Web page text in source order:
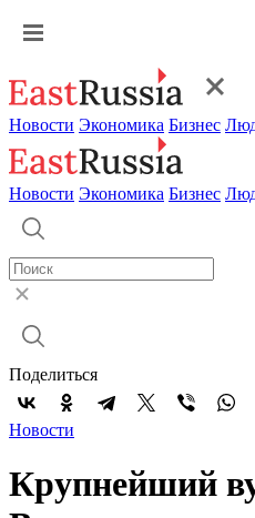
Новости Экономика Бизнес
Новости Экономика Бизнес
Поделиться
Новости
Крупнейший